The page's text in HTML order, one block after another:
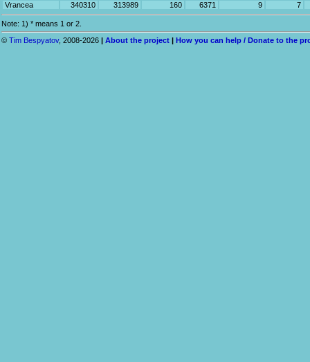
Vrancea
340310 313989 160 6371 9 7
Note: 1) * means 1 or 2.
© Tim Bespyatov, 2008-2026 About the project How you can help / Donate to the